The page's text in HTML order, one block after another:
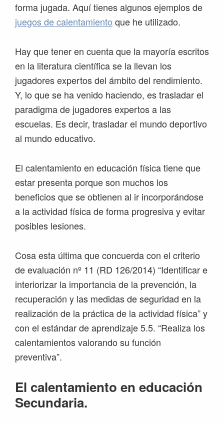
forma jugada. Aquí tienes algunos ejemplos de
juegos de calentamiento que he utilizado.
Hay que tener en cuenta que la mayoría escritos
en la literatura científica se la llevan los
jugadores expertos del ámbito del rendimiento.
Y, lo que se ha venido haciendo, es trasladar el
paradigma de jugadores expertos a las
escuelas. Es decir, trasladar el mundo deportivo
al mundo educativo.
El calentamiento en educación física tiene que
estar presenta porque son muchos los
beneficios que se obtienen al ir incorporándose
a la actividad física de forma progresiva y evitar
posibles lesiones.
Cosa esta última que concuerda con el criterio
de evaluación nº 11 (RD 126/2014) “Identificar e
interiorizar la importancia de la prevención, la
recuperación y las medidas de seguridad en la
realización de la práctica de la actividad física” y
con el estándar de aprendizaje 5.5. “Realiza los
calentamientos valorando su función
preventiva”.
El calentamiento en educación
Secundaria.